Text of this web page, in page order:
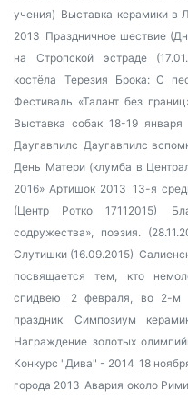
учения) Выставка керамики в
2013 Праздничное шествие
на Стропской эстраде
костёла
Терезия Брока: С
Фестиваль «Талант без
Выставка собак 18-19 января
Даугавпилс Даугавпилс
День Матери (клумба в
2016» Артишок 2013 13-я
(Центр Ротко 17112015)
содружества», поэзия.
Слутишки (16.09.2015)
посвящается тем, кто
спидвею
2 февраля, во 2-м
праздник
Симпозиум
Награждение золотых
Конкурс "Дива" - 2014 18
города 2013 Авария около